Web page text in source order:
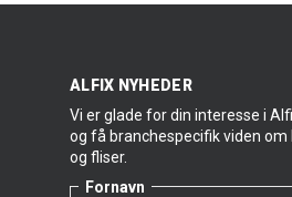
ALFIX NYHEDER
Vi er glade for din interesse i
og få branchespecifik viden om
og fliser.
Fornavn